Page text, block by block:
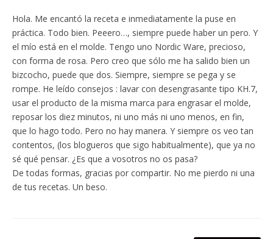
Hola. Me encantó la receta e inmediatamente la puse en
práctica. Todo bien. Peeero…, siempre puede haber un pero. Y
el mío está en el molde. Tengo uno Nordic Ware, precioso,
con forma de rosa. Pero creo que sólo me ha salido bien un
bizcocho, puede que dos. Siempre, siempre se pega y se
rompe. He leído consejos : lavar con desengrasante tipo KH.7,
usar el producto de la misma marca para engrasar el molde,
reposar los diez minutos, ni uno más ni uno menos, en fin,
que lo hago todo. Pero no hay manera. Y siempre os veo tan
contentos, (los blogueros que sigo habitualmente), que ya no
sé qué pensar. ¿Es que a vosotros no os pasa?
De todas formas, gracias por compartir. No me pierdo ni una
de tus recetas. Un beso.